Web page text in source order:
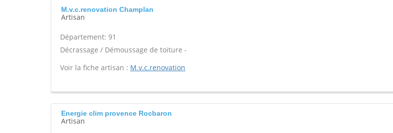
M.v.c.renovation Champlan
Artisan
Département: 91
Décrassage / Démoussage de toiture -
Voir la fiche artisan : M.v.c.renovation
Energie clim provence Rocbaron
Artisan